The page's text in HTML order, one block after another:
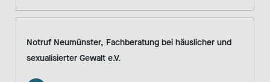
Notruf Neumünster, Fachberatung bei häuslicher und
sexualisierter Gewalt e.V.